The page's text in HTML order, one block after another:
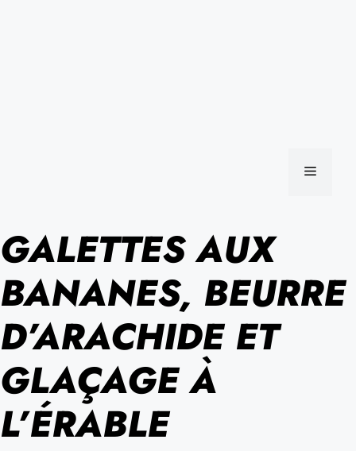
MENU
GALETTES AUX
BANANES, BEURRE
D’ARACHIDE ET
GLAÇAGE À
L’ÉRABLE